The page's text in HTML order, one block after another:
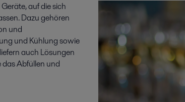
auf die sich
Dazu gehören
und
und Kühlung sowie
auch Lösungen
Abfüllen und